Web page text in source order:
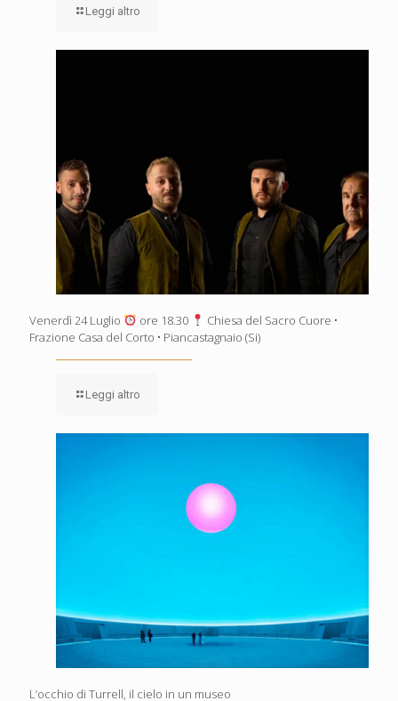
Leggi altro
Venerdì 24 Luglio ore 18.30
Chiesa del Sacro Cuore •
Frazione Casa del Corto • Piancastagnaio (Si)
Leggi altro
L’occhio di Turrell, il cielo in un museo